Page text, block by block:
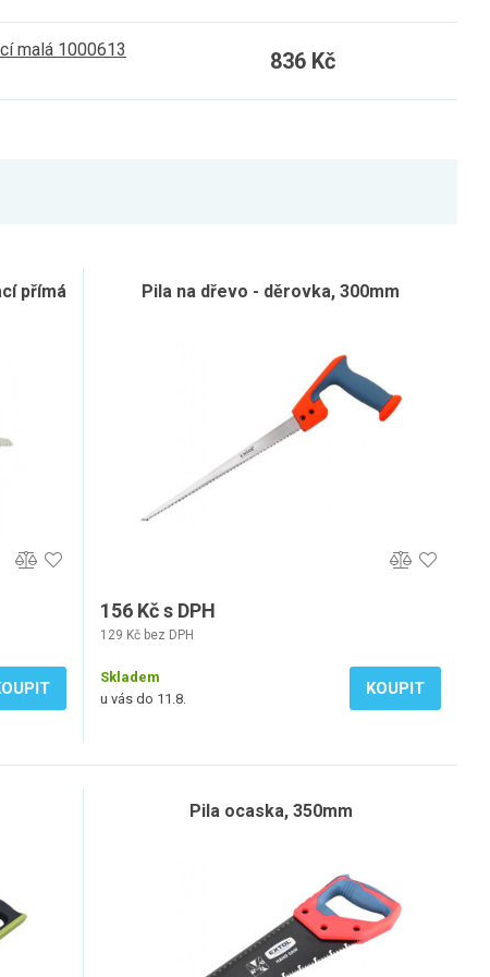
malá 1000613 836 Kč
přímá
Pila na dřevo - děrovka, 300mm
156 Kč s DPH
129 Kč bez DPH
Skladem
u vás do 11.8.
KOUPIT
Pila ocaska, 350mm